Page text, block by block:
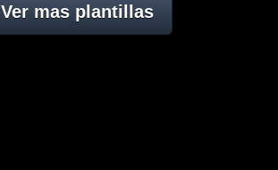
Ver mas plantillas